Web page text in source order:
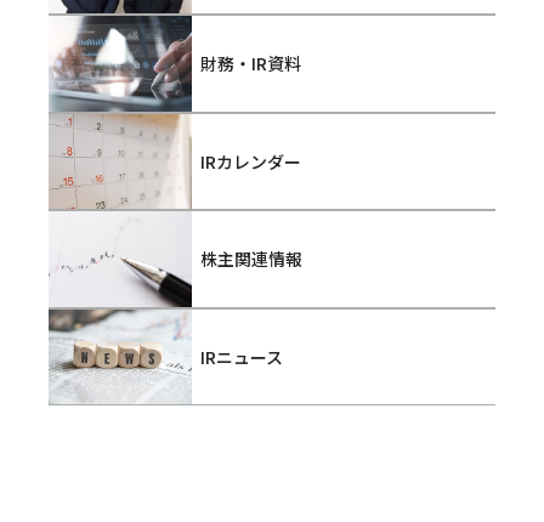
財務・IR資料
IRカレンダー
株主関連情報
IRニュース